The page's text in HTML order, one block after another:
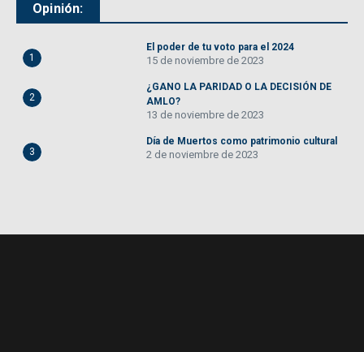
Opinión:
1
El poder de tu voto para el 2024
15 de noviembre de 2023
2
¿GANO LA PARIDAD O LA DECISIÓN DE
AMLO?
13 de noviembre de 2023
3
Día de Muertos como patrimonio cultural
2 de noviembre de 2023